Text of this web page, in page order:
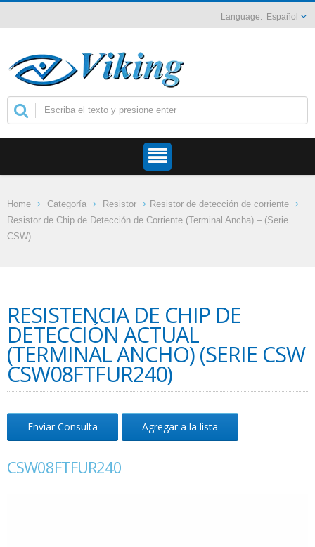
Español
Home Categoría Resistor
Resistor de detección de corriente
Resistor de Chip de Detección de Corriente (Terminal Ancha) – (Serie
CSW)
RESISTENCIA DE CHIP DE
DETECCIÓN ACTUAL
(TERMINAL ANCHO) (SERIE CSW
CSW08FTFUR240)
Enviar Consulta Agregar a la lista
CSW08FTFUR240